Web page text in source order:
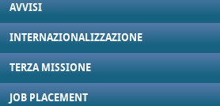
AVVISI
INTERNAZIONALIZZAZIONE
TERZA MISSIONE
JOB PLACEMENT